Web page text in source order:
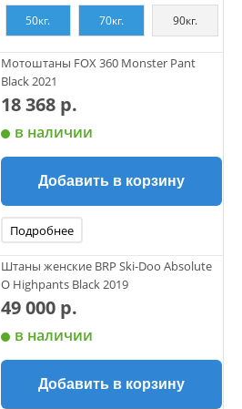
50кг. 70кг. 90кг.
Мотоштаны FOX 360 Monster Pant
Black 2021
18 368 р.
в наличии
Добавить в корзину
Подробнее
Штаны женские BRP Ski-Doo Absolute
O Highpants Black 2019
49 000 р.
в наличии
Добавить в корзину